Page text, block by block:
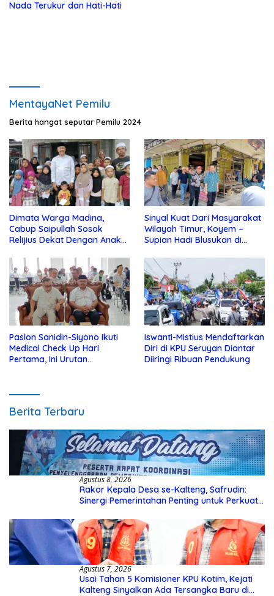
Nada Terukur dan Hati-Hati
MentayaNet Pemilu
Berita hangat seputar Pemilu 2024
Dimata Warga Madina,
Cabup Saipullah Sosok
Relijius Dekat Dengan Anak
Sinyal Kuat Dari Masyarakat
Wilayah Timur, Koyem –
Supian Hadi Blusukan di
Paslon Sanidin-Siyono Ikuti
Medical Check Up Hari
Pertama, Ini Urutan
Iswanti-Mistius Mendaftarkan
Diri di KPU Seruyan Diantar
Diiringi Ribuan Pendukung
Berita Terbaru
Agustus 8, 2026
Rakor Kepala Desa se-Kalteng, Safrudin:
Sinergi Pemerintahan Penting untuk Perkuat
Agustus 7, 2026
Usai Tahan 5 Komisioner KPU Kotim, Kejati
Kalteng Sinyalkan Ada Tersangka Baru di